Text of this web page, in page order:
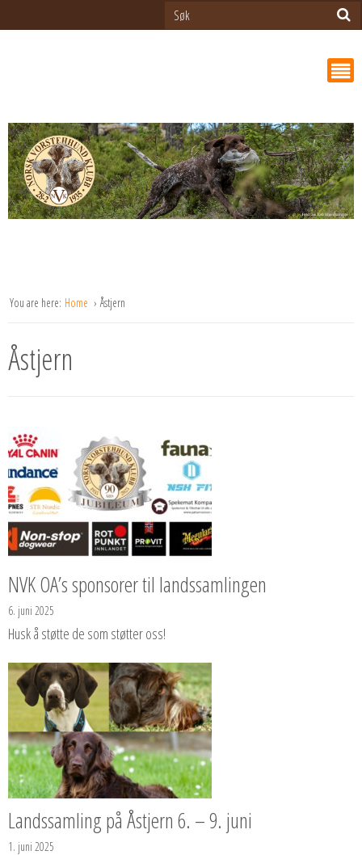
You are here: Home Åstjern
Åstjern
NVK OA’s sponsorer til landssamlingen
6. juni 2025
Husk å støtte de som støtter oss!
Landssamling på Åstjern 6. – 9. juni
1. juni 2025